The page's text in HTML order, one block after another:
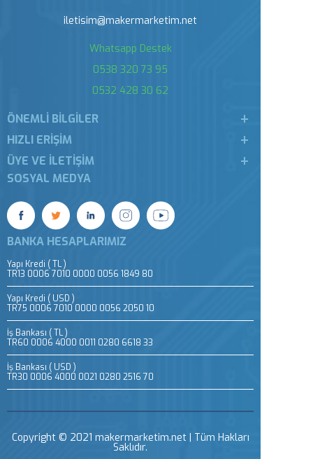
iletisim@makermarketim.net
Whatsapp Destek
0538 320 73 95
0532 428 30 62
ÖNEMLI BILGILER
HIZLI ERIŞIM
ÜYE VE İLETIŞIM
SOSYAL MEDYA
BANKA HESAPLARIMIZ
Yapı Kredi ( TL )
TR13 0006 7010 0000 0056 1849 80
Yapı Kredi ( USD )
TR75 0006 7010 0000 0056 2050 10
İş Bankası ( TL )
TR60 0006 4000 0011 0280 6618 33
İş Bankası ( USD )
TR30 0006 4000 0021 0280 2516 70
Copyright © 2021 makermarketim.net | Tüm Hakları
Saklıdır.